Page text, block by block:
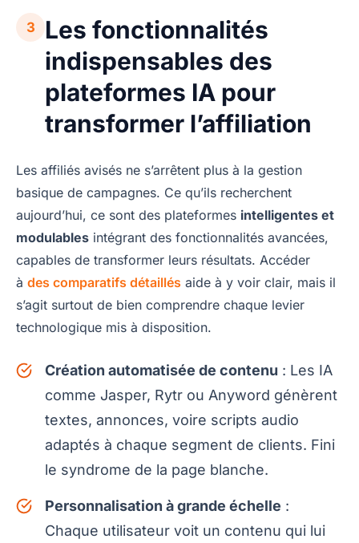
3
Les fonctionnalités
indispensables des
plateformes IA pour
transformer l’affiliation
Les affiliés avisés ne s’arrêtent plus à la gestion
basique de campagnes. Ce qu’ils recherchent
aujourd’hui, ce sont des plateformes intelligentes et
modulables intégrant des fonctionnalités avancées,
capables de transformer leurs résultats. Accéder
à des comparatifs détaillés aide à y voir clair, mais il
s’agit surtout de bien comprendre chaque levier
technologique mis à disposition.
Création automatisée de contenu : Les IA
comme Jasper, Rytr ou Anyword génèrent
textes, annonces, voire scripts audio
adaptés à chaque segment de clients. Fini
le syndrome de la page blanche.
Personnalisation à grande échelle :
Chaque utilisateur voit un contenu qui lui